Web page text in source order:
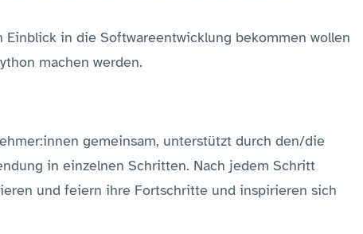
Einblick in die Softwareentwicklung bekommen wollen
machen werden.
gemeinsam, unterstützt durch den/die
in einzelnen Schritten. Nach jedem Schritt
und feiern ihre Fortschritte und inspirieren sich